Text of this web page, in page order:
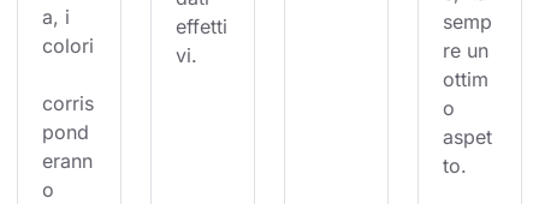
a, i
colori
corris
pond
erann
o
effetti
vi.
semp
re un
ottim
o
aspet
to.